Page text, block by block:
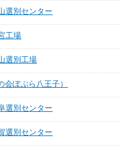
選別センター
工場
選別工場
会ぽぷら八王子）
選別センター
選別センター